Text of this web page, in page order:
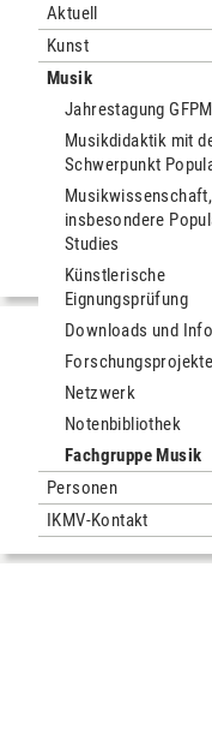
Aktuell
Kunst
Musik
Jahrestagung
Musikdidaktik mit
Schwerpunkt
Musikwissenschaft,
insbesondere
Studies
Künstlerische
Eignungsprüfung
Downloads und
Forschungsprojekte
Netzwerk
Notenbibliothek
Fachgruppe Musik
Personen
IKMV-Kontakt